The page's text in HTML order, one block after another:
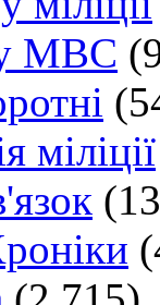
МВС
міліції